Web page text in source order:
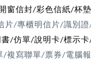
窗信封/彩色信紙/杯墊
片/專櫃明信片/識別證
/仿單/說明卡/標示卡
/複寫聯單/票券/電腦